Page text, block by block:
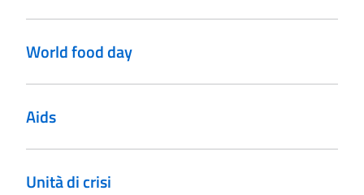
World food day
Aids
Unità di crisi